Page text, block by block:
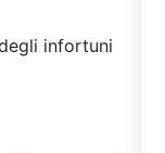
infortuni